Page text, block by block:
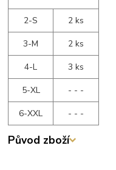
2-S
2 ks
3-M
2 ks
4-L
3 ks
5-XL
- - -
6-XXL
- - -
Původ zboží